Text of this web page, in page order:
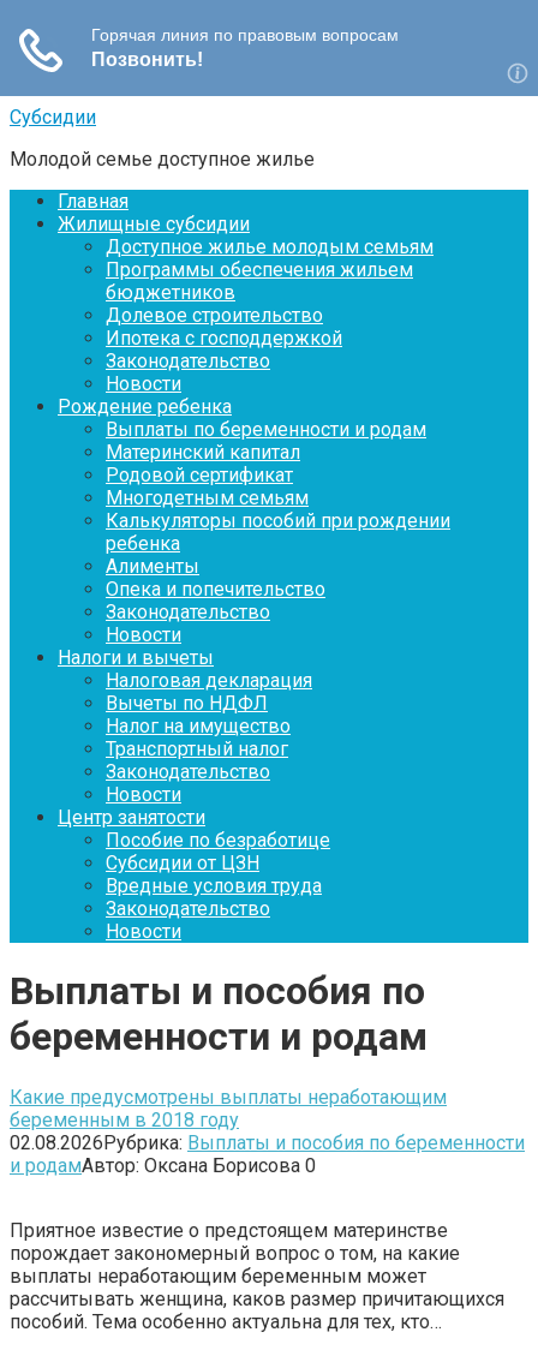
Перейти
контенту
Субсидии
Молодой семье доступное жилье
Главная
Жилищные субсидии
Доступное жилье молодым семьям
Программы обеспечения жильем
бюджетников
Долевое строительство
Ипотека с господдержкой
Законодательство
Новости
Рождение ребенка
Выплаты по беременности и родам
Материнский капитал
Родовой сертификат
Многодетным семьям
Калькуляторы пособий при рождении
ребенка
Алименты
Опека и попечительство
Законодательство
Новости
Налоги и вычеты
Налоговая декларация
Вычеты по НДФЛ
Налог на имущество
Транспортный налог
Законодательство
Новости
Центр занятости
Пособие по безработице
Субсидии от ЦЗН
Вредные условия труда
Законодательство
Новости
Выплаты и пособия по
беременности и родам
Какие предусмотрены выплаты неработающим
беременным в 2018 году
02.08.2026Рубрика: Выплаты и пособия по беременности
и родамАвтор: Оксана Борисова 0
Приятное известие о предстоящем материнстве
порождает закономерный вопрос о том, на какие
выплаты неработающим беременным может
рассчитывать женщина, каков размер причитающихся
пособий. Тема особенно актуальна для тех, кто…